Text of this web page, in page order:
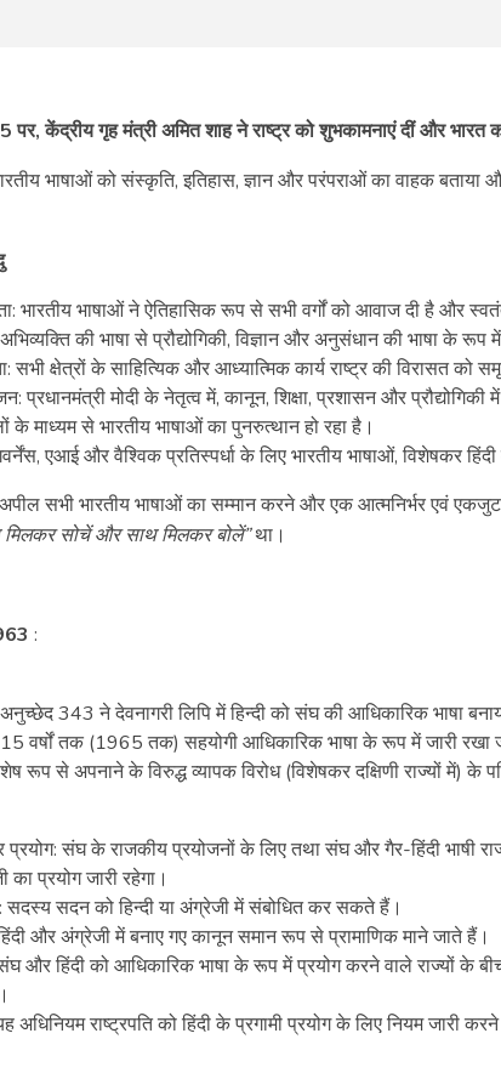
पर, केंद्रीय गृह मंत्री अमित शाह ने राष्ट्र को शुभकामनाएं दीं और भारत
भाषाओं को संस्कृति, इतिहास, ज्ञान और परंपराओं का वाहक बताया
भारतीय भाषाओं ने ऐतिहासिक रूप से सभी वर्गों को आवाज दी है और
की भाषा से प्रौद्योगिकी, विज्ञान और अनुसंधान की भाषा के रूप
सभी क्षेत्रों के साहित्यिक और आध्यात्मिक कार्य राष्ट्र की विरासत को
प्रधानमंत्री मोदी के नेतृत्व में, कानून, शिक्षा, प्रशासन और
के माध्यम से भारतीय भाषाओं का पुनरुत्थान हो रहा है।
एआई और वैश्विक प्रतिस्पर्धा के लिए भारतीय भाषाओं, विशेषकर
सभी भारतीय भाषाओं का सम्मान करने और एक आत्मनिर्भर एवं
सोचें और साथ मिलकर बोलें”था।
:
343 ने देवनागरी लिपि में हिन्दी को संघ की आधिकारिक भाषा
वर्षों तक (1965 तक) सहयोगी आधिकारिक भाषा के रूप में जारी रखा
रूप से अपनाने के विरुद्ध व्यापक विरोध (विशेषकर दक्षिणी राज्यों में) के
प्रयोग: संघ के राजकीय प्रयोजनों के लिए तथा संघ और गैर-हिंदी भाषी
प्रयोग जारी रहेगा।
सदस्य सदन को हिन्दी या अंग्रेजी में संबोधित कर सकते हैं।
और अंग्रेजी में बनाए गए कानून समान रूप से प्रामाणिक माने जाते हैं।
और हिंदी को आधिकारिक भाषा के रूप में प्रयोग करने वाले राज्यों के
अधिनियम राष्ट्रपति को हिंदी के प्रगामी प्रयोग के लिए नियम जारी